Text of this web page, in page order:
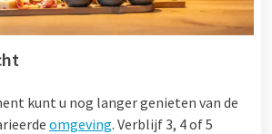
kunt u nog langer genieten van de
omgeving. Verblijf 3, 4 of 5